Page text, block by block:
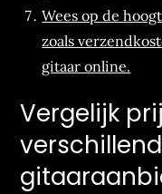
Wees op de
zoals
gitaar online.
Vergelijk